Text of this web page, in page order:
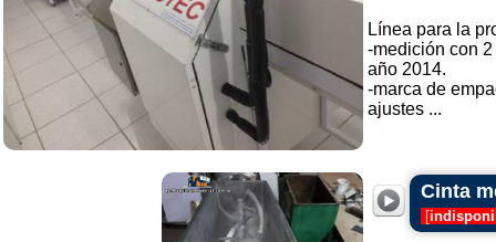
Línea para la
-medición con
año 2014.
-marca de
ajustes ...
Cinta
[